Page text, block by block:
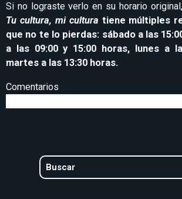
Si no lograste verlo en su horario
Tu cultura, mi cultura tiene múltiples
que no te lo pierdas: sábado a las
a las 09:00 y 15:00 horas, lunes a
martes a las 13:30 horas.
Comentarios